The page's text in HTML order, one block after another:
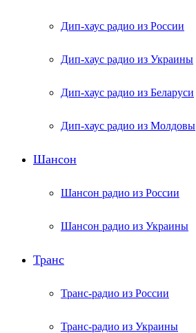
Дип-хаус радио из России
Дип-хаус радио из Украины
Дип-хаус радио из Беларуси
Дип-хаус радио из Молдовы
Шансон
Шансон радио из России
Шансон радио из Украины
Транс
Транс-радио из России
Транс-радио из Украины